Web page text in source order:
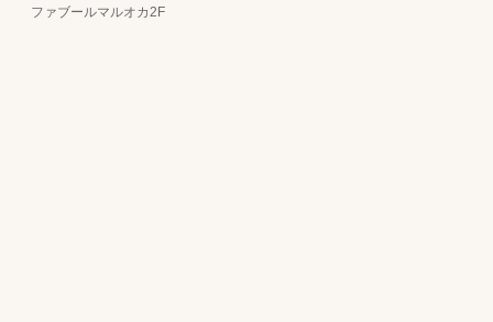
ファブールマルオカ2F